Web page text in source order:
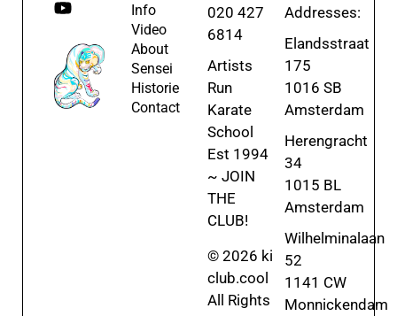
Info
Video
About
Sensei
Historie
Contact
020 427
6814
Artists
Run
Karate
School
Est 1994
~ JOIN
THE
CLUB!
© 2026 ki
club.cool
All Rights
Addresses:
Elandsstraat
175
1016 SB
Amsterdam
Herengracht
34
1015 BL
Amsterdam
Wilhelminalaan
52
1141 CW
Monnickendam